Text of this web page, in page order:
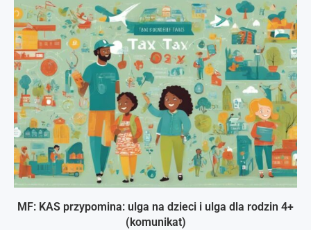
MF: KAS przypomina: ulga na dzieci i ulga dla rodzin 4+
(komunikat)